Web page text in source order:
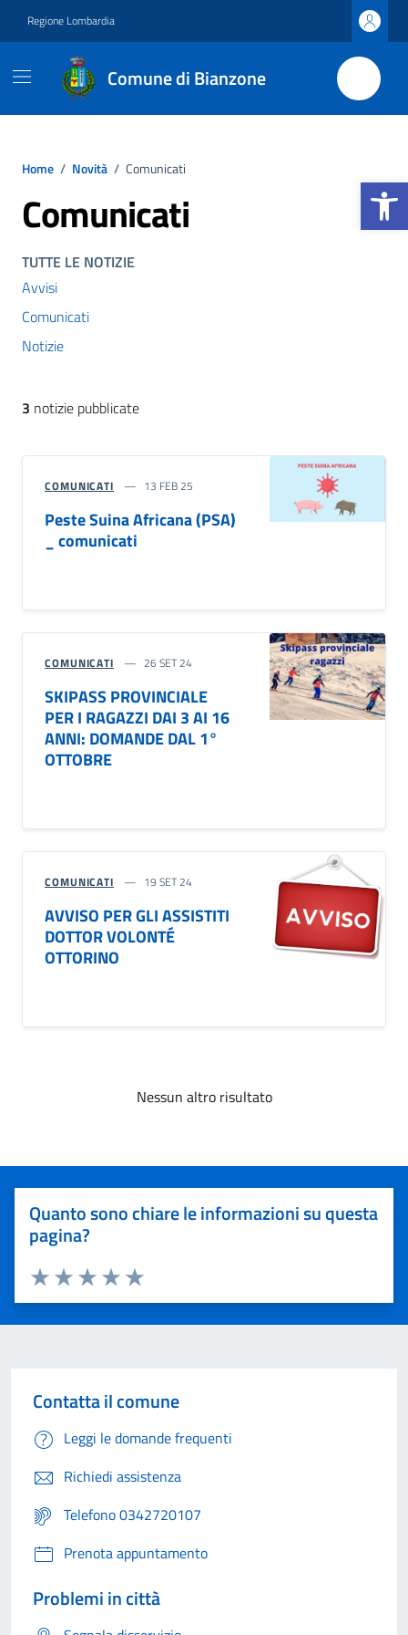
Apri la
Regione Lombardia
Comune di Bianzone
Home / Novità / Comunicati
Comunicati
TUTTE LE NOTIZIE
Avvisi
Comunicati
Notizie
3 notizie pubblicate
COMUNICATI 13 FEB 25
Peste Suina Africana (PSA)
_ comunicati
COMUNICATI 26 SET 24
SKIPASS PROVINCIALE
PER I RAGAZZI DAI 3 AI 16
ANNI: DOMANDE DAL 1°
OTTOBRE
COMUNICATI 19 SET 24
AVVISO PER GLI ASSISTITI
DOTTOR VOLONTÉ
OTTORINO
Nessun altro risultato
Quanto sono chiare le informazioni su questa
pagina?
Valuta 5 stelle su 5
Valuta 4 stelle su 5
Valuta 3 stelle su 5
Valuta 2 stelle su 5
Valuta 1 stelle su 5
Contatta il comune
Leggi le domande frequenti
Richiedi assistenza
Telefono 0342720107
Prenota appuntamento
Problemi in città